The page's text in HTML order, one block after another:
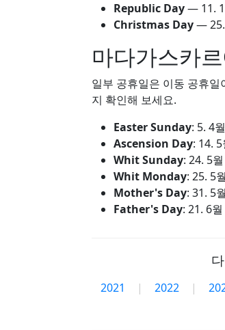
Republic Day— 11.
Christmas Day—
마다가스카
일부 공휴일은 이동 공휴
지 확인해 보세요.
Easter Sunday: 5. 4
Ascension Day: 14.
Whit Sunday: 24. 5
Whit Monday: 25. 5
Mother's Day: 31. 5
Father's Day: 21. 6
2021 | 2022 |